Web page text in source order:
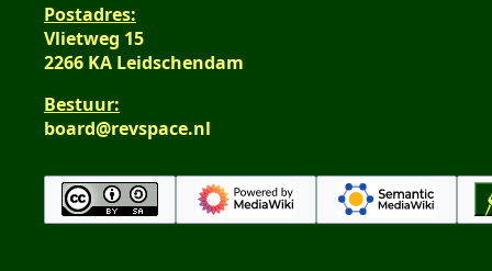
Postadres:
Vlietweg 15
2266 KA Leidschendam
Bestuur:
board@revspace.nl